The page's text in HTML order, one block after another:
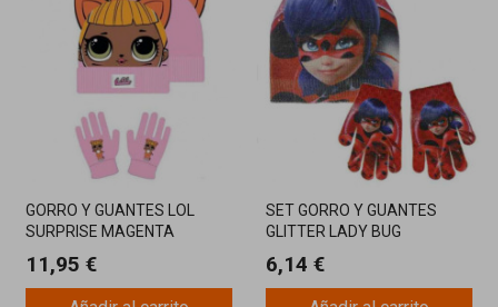
GORRO Y GUANTES LOL
SURPRISE MAGENTA
11,95 €
SET GORRO Y GUANTES
GLITTER LADY BUG
6,14 €